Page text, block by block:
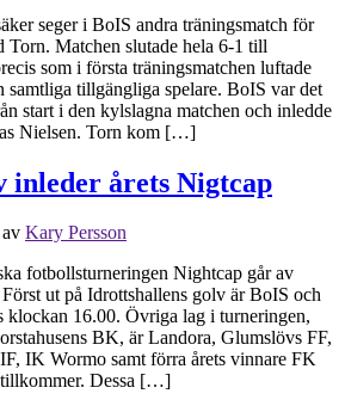
seger i BoIS andra träningsmatch för
Torn. Matchen slutade hela 6-1 till
som i första träningsmatchen luftade
samtliga tillgängliga spelare. BoIS var det
start i den kylslagna matchen och inledde
Nielsen. Torn kom […]
inleder årets Nigtcap
av Kary Persson
fotbollsturneringen Nightcap går av
ut på Idrottshallens golv är BoIS och
klockan 16.00. Övriga lag i turneringen,
BK, är Landora, Glumslövs FF,
IK Wormo samt förra årets vinnare FK
Dessa […]